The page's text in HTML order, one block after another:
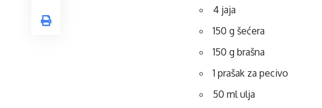
4 jaja
150 g šećera
150 g brašna
1 prašak za pecivo
50 ml ulja